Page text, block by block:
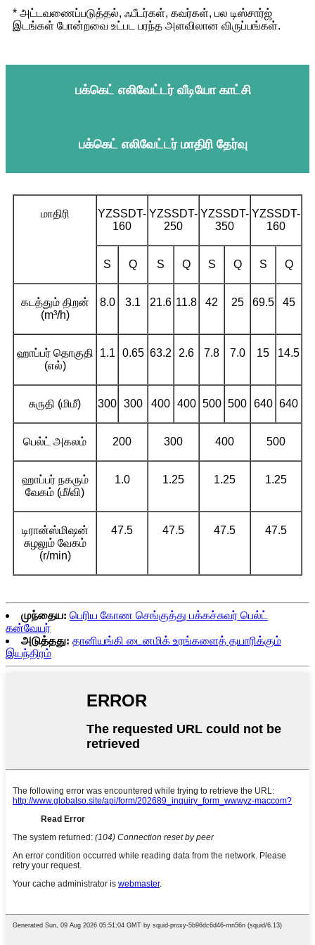
* அட்டவணைப்படுத்தல், ஃபீடர்கள், கவர்கள், பல டிஸ்சார்ஜ்
இடங்கள் போன்றவை உட்பட பரந்த அளவிலான விருப்பங்கள்.
பக்கெட் எலிவேட்டர் வீடியோ காட்சி
பக்கெட் எலிவேட்டர் மாதிரி தேர்வு
மாதிரி
YZSSDT-
160
YZSSDT-
250
YZSSDT-
350
YZSSDT-
160
S Q S Q S Q S Q
கடத்தும் திறன்
(m³/h)
8.0 3.1 21.6 11.8 42 25 69.5 45
ஹாப்பர் தொகுதி
(எல்)
1.1 0.65 63.2 2.6 7.8 7.0 15 14.5
சுருதி (மிமீ) 300 300 400 400 500 500 640 640
பெல்ட் அகலம் 200 300 400 500
ஹாப்பர் நகரும்
வேகம் (மீ/வி)
1.0 1.25 1.25 1.25
டிரான்ஸ்மிஷன்
சுழலும் வேகம்
(r/min)
47.5 47.5 47.5 47.5
முந்தைய: பெரிய கோண செங்குத்து பக்கச்சுவர் பெல்ட்
கன்வேயர்
அடுத்தது: தானியங்கி டைனமிக் உரங்களைத் தயாரிக்கும்
இயந்திரம்